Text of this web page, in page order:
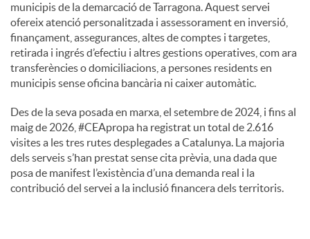
municipis de la demarcació de Tarragona. Aquest servei
ofereix atenció personalitzada i assessorament en inversió,
finançament, assegurances, altes de comptes i targetes,
retirada i ingrés d’efectiu i altres gestions operatives, com ara
transferències o domiciliacions, a persones residents en
municipis sense oficina bancària ni caixer automàtic.
Des de la seva posada en marxa, el setembre de 2024, i fins al
maig de 2026, #CEApropa ha registrat un total de 2.616
visites a les tres rutes desplegades a Catalunya. La majoria
dels serveis s’han prestat sense cita prèvia, una dada que
posa de manifest l’existència d’una demanda real i la
contribució del servei a la inclusió financera dels territoris.